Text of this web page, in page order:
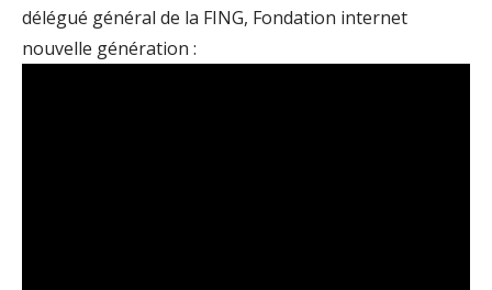
délégué général de la FING, Fondation internet
nouvelle génération :